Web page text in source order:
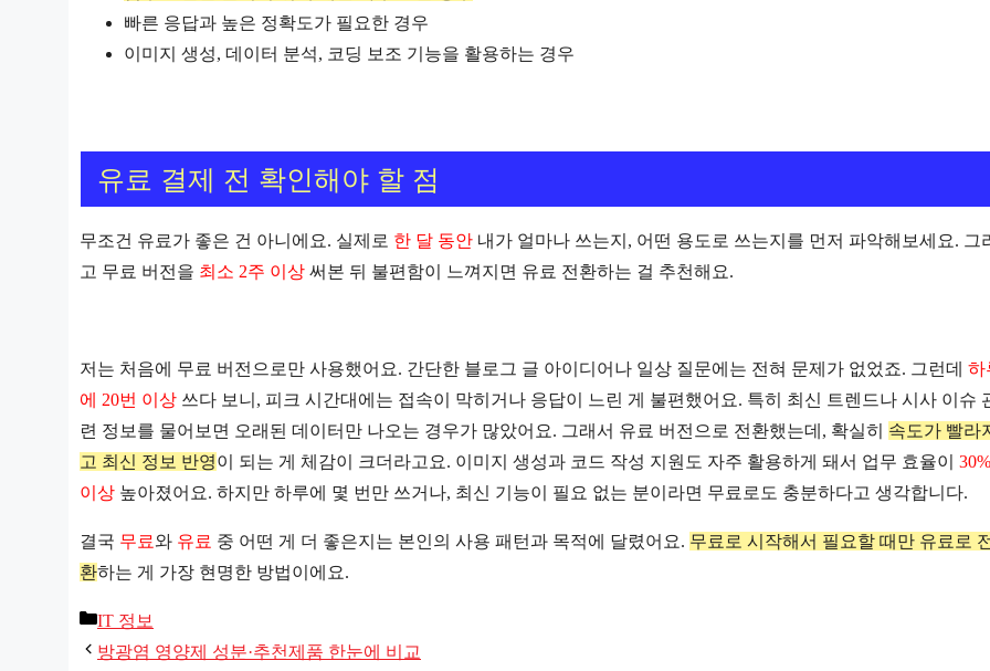
빠른 응답과 높은 정확도가 필요한 경우
이미지 생성, 데이터 분석, 코딩 보조 기능을 활용하는 경우
유료 결제 전 확인해야 할 점
무조건 유료가 좋은 건 아니에요. 실제로 한 달 동안 내가 얼마나 쓰는지, 어떤 용도로 쓰는지를 먼저 파악해보세요. 그
고 무료 버전을 최소 2주 이상 써본 뒤 불편함이 느껴지면 유료 전환하는 걸 추천해요.
저는 처음에 무료 버전으로만 사용했어요. 간단한 블로그 글 아이디어나 일상 질문에는 전혀 문제가 없었죠. 그런데 하
에 20번 이상 쓰다 보니, 피크 시간대에는 접속이 막히거나 응답이 느린 게 불편했어요. 특히 최신 트렌드나 시사 이슈
련 정보를 물어보면 오래된 데이터만 나오는 경우가 많았어요. 그래서 유료 버전으로 전환했는데, 확실히 속도가 빨라
고 최신 정보 반영이 되는 게 체감이 크더라고요. 이미지 생성과 코드 작성 지원도 자주 활용하게 돼서 업무 효율이 30%
이상 높아졌어요. 하지만 하루에 몇 번만 쓰거나, 최신 기능이 필요 없는 분이라면 무료로도 충분하다고 생각합니다.
결국 무료와 유료 중 어떤 게 더 좋은지는 본인의 사용 패턴과 목적에 달렸어요. 무료로 시작해서 필요할 때만 유료로
환하는 게 가장 현명한 방법이에요.
카
테
IT 정보
방광염 영양제 성분·추천제품 한눈에 비교